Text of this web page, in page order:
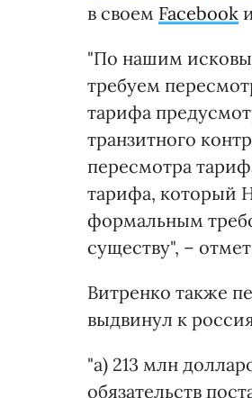
в своем Facebook
"По нашим
требуем
тарифа
транзитного
пересмотра
тарифа, который
формальным
существу", –
Витренко также
выдвинул к
"а) 213 млн
обязательств